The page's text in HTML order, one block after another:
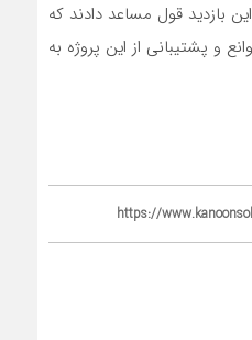
بازدید قول مساعد دادند که
و پشتیبانی از این پروژه به
https://